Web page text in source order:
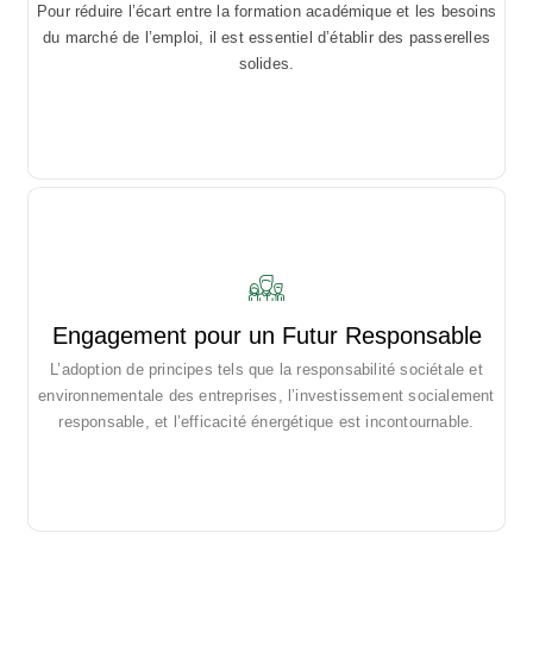
Pour réduire l’écart entre la formation académique et les besoins
du marché de l’emploi, il est essentiel d’établir des passerelles
solides.
that your team can put to use for best results.
Engagement pour un Futur Responsable
L’adoption de principes tels que la responsabilité sociétale et
environnementale des entreprises, l’investissement socialement
responsable, et l’efficacité énergétique est incontournable.
Discuss and Prioritize your team’s work in full context with
complete visibility and make changes for everyone.